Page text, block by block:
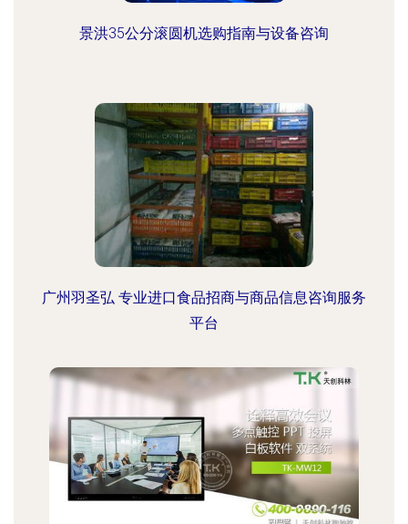
景洪35公分滚圆机选购指南与设备咨询
广州羽圣弘 专业进口食品招商与商品信息咨询服务
平台